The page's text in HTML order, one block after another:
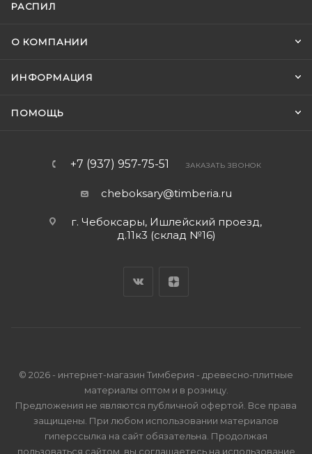
РАСПИЛ
О КОМПАНИИ
ИНФОРМАЦИЯ
ПОМОЩЬ
+7 (937) 957-75-51 ЗАКАЗАТЬ ЗВОНОК
cheboksary@timberia.ru
г. Чебоксары, Ишлейский проезд,
д.11к3 (склад №16)
© 2026 - интернет-магазин Тимберия - древесно-плитные
материалы оптом и в розницу.
Предложения не являются публичной офертой. Все права
защищены. При любом использовании материалов
гиперссылка на сайт обязательна. Продолжая
пользоваться сайтом, вы соглашаетесь на использование